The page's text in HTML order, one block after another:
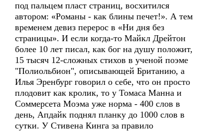
под пальцем пласт страниц, восхитился
автором: «Романы - как блины печет!». А тем
временем девиз перерос в «Ни дня без
страницы». И если когда-то Майкл Дрейтон
более 10 лет писал, как бог на душу положит,
15 тысяч 12-сложных стихов в ученой поэме
"Полиольбион", описывающей Британию, а
Илья Эренбург говорил о себе, что он просто
плодовит как кролик, то у Томаса Манна и
Соммерсета Моэма уже норма - 400 слов в
день, Апдайк поднял планку до 1000 слов в
сутки. У Стивена Кинга за правило